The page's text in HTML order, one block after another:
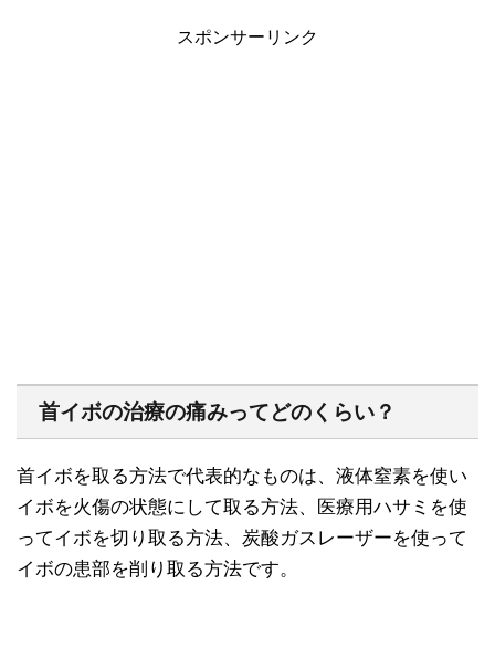
スポンサーリンク
首イボの治療の痛みってどのくらい？
首イボを取る方法で代表的なものは、液体窒素を使い
イボを火傷の状態にして取る方法、医療用ハサミを使
ってイボを切り取る方法、炭酸ガスレーザーを使って
イボの患部を削り取る方法です。